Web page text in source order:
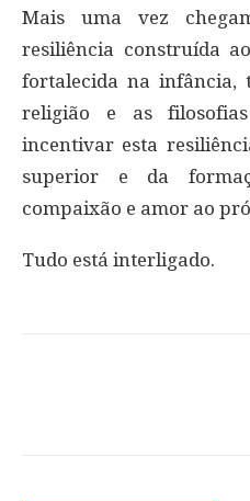
Mais uma vez
resiliência construída
fortalecida na infância,
religião e as
incentivar esta
superior e da
compaixão e amor ao
Tudo está interligado.